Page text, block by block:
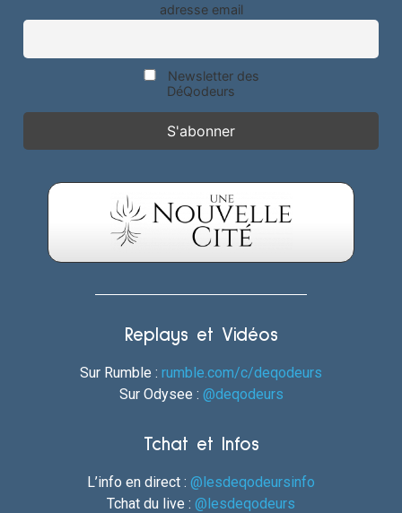
adresse email
Newsletter des
DéQodeurs
Replays et Vidéos
Sur Rumble : rumble.com/c/deqodeurs
Sur Odysee : @deqodeurs
Tchat et Infos
L’info en direct : @lesdeqodeursinfo
Tchat du live : @lesdeqodeurs